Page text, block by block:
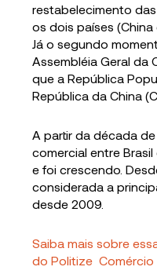
restabelecimento
os dois países (China
Já o segundo
Assembléia Geral da
que a República
República da China
A partir da década
comercial entre
e foi crescendo.
considerada a
desde 2009.
Saiba mais sobre
do Politize Comércio